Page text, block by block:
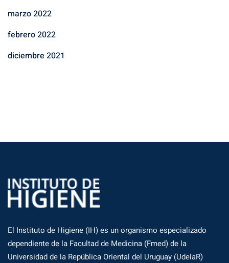
marzo 2022
febrero 2022
diciembre 2021
El Instituto de Higiene (IH) es un organismo especializado
dependiente de la Facultad de Medicina (Fmed) de la
Universidad de la República Oriental del Uruguay (UdelaR)